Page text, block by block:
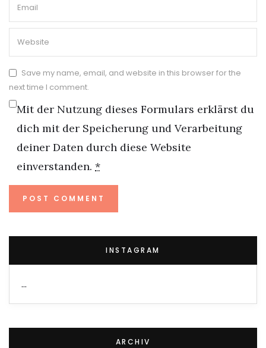
Save my name, email, and website in this browser for the
next time I comment.
Mit der Nutzung dieses Formulars erklärst du
dich mit der Speicherung und Verarbeitung
deiner Daten durch diese Website
einverstanden. *
INSTAGRAM
…
ARCHIV